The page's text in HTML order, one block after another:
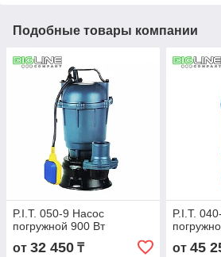
Подобные товары компании
P.I.T. 050-9 Насос
погружной 900 Вт
от 32 450 ₸
P.I.T.
от 45